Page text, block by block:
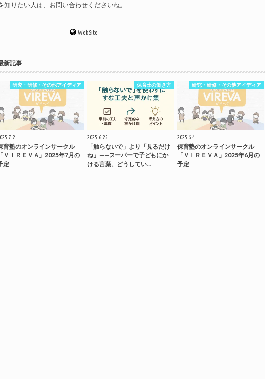
知りたい人は、お問い合わせくださいね。
WebSite
新記事
研究・研修・その他アイディア
育塾のオンラインサークル
「ＶＩＲＥＶＡ」2025年7月の
定
保育士の働き方
2025.6.25
「触らないで」より「見るだけ
ね」——スーパーで子どもにか
ける言葉、どうしてい…
研究・研修・その他アイディア
2025.6.4
保育塾のオンラインサークル
「ＶＩＲＥＶＡ」2025年6月の
予定